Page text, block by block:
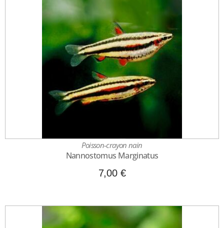
Poisson-crayon nain
Nannostomus Marginatus
7,00 €